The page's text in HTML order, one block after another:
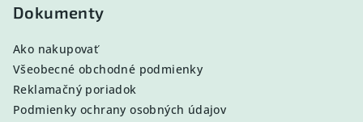
Dokumenty
Ako nakupovať
Všeobecné obchodné podmienky
Reklamačný poriadok
Podmienky ochrany osobných údajov